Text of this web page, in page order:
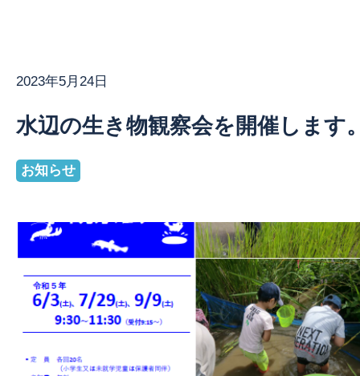
お問い合わせ
2023年5月24日
水辺の生き物観察会を開催します
お知らせ